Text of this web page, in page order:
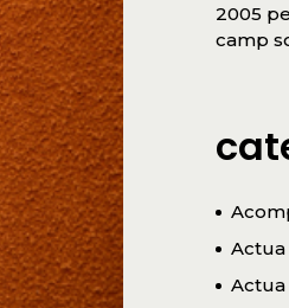
2005
camp
Actua
Actua